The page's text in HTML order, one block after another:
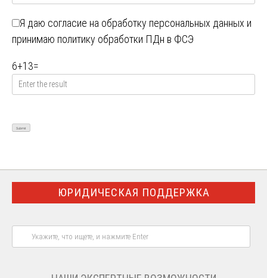
Я даю согласие на обработку персональных данных и
принимаю политику обработки ПДн в ФСЭ
6+13=
ЮРИДИЧЕСКАЯ ПОДДЕРЖКА